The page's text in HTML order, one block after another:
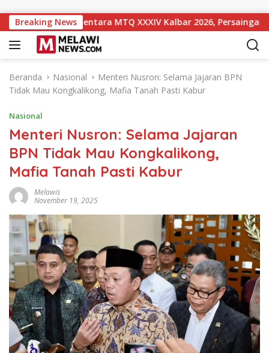
Breaking News
10 Sementara MTQ XXXIV Kalbar 2026, Persaingan Masih
Beranda Nasional
Menteri Nusron: Selama Jajaran BPN
Tidak Mau Kongkalikong, Mafia Tanah Pasti Kabur
Nasional
Menteri Nusron: Selama Jajaran
BPN Tidak Mau Kongkalikong,
Mafia Tanah Pasti Kabur
Melawis
November 19, 2025